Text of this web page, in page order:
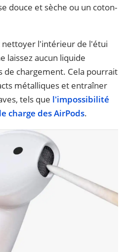
douce et sèche ou un coton-
nettoyer l'intérieur de l'étui
laissez aucun liquide
de chargement. Cela pourrait
métalliques et entraîner
tels que l'impossibilité
charge des AirPods.